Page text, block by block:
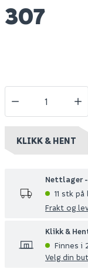
307
KLIKK & HENT
Nettlager
11 stk på
Frakt og
Klikk &
Finnes i
Velg din